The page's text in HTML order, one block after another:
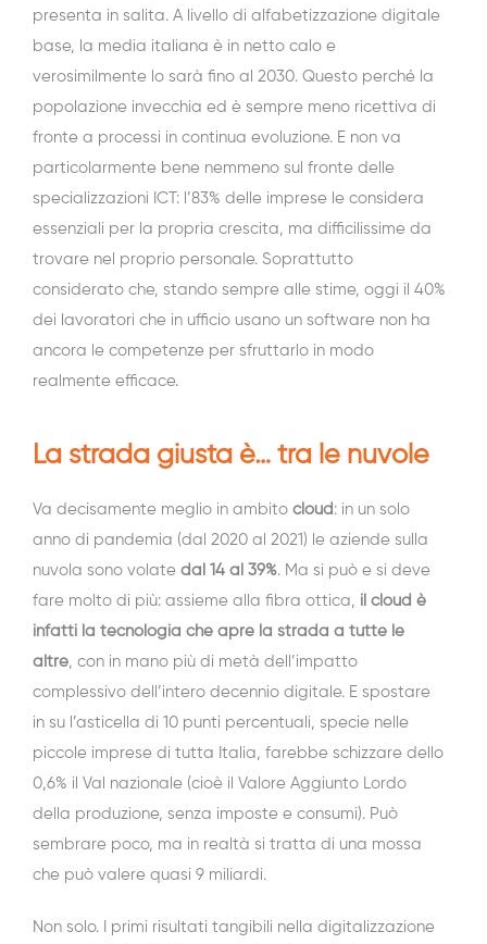
presenta in salita. A livello di alfabetizzazione digitale
base, la media italiana è in netto calo e
verosimilmente lo sarà fino al 2030. Questo perché la
popolazione invecchia ed è sempre meno ricettiva di
fronte a processi in continua evoluzione. E non va
particolarmente bene nemmeno sul fronte delle
specializzazioni ICT: l’83% delle imprese le considera
essenziali per la propria crescita, ma difficilissime da
trovare nel proprio personale. Soprattutto
considerato che, stando sempre alle stime, oggi il 40%
dei lavoratori che in ufficio usano un software non ha
ancora le competenze per sfruttarlo in modo
realmente efficace.
La strada giusta è… tra le nuvole
Va decisamente meglio in ambito cloud : in un solo
anno di pandemia (dal 2020 al 2021) le aziende sulla
nuvola sono volate dal 14 al 39%. Ma si può e si deve
fare molto di più: assieme alla fibra ottica, il cloud è
infatti la tecnologia che apre la strada a tutte le
altre, con in mano più di metà dell’impatto
complessivo dell’intero decennio digitale. E spostare
in su l’asticella di 10 punti percentuali, specie nelle
piccole imprese di tutta Italia, farebbe schizzare dello
0,6% il Val nazionale (cioè il Valore Aggiunto Lordo
della produzione, senza imposte e consumi). Può
sembrare poco, ma in realtà si tratta di una mossa
che può valere quasi 9 miliardi.
Non solo. I primi risultati tangibili nella digitalizzazione